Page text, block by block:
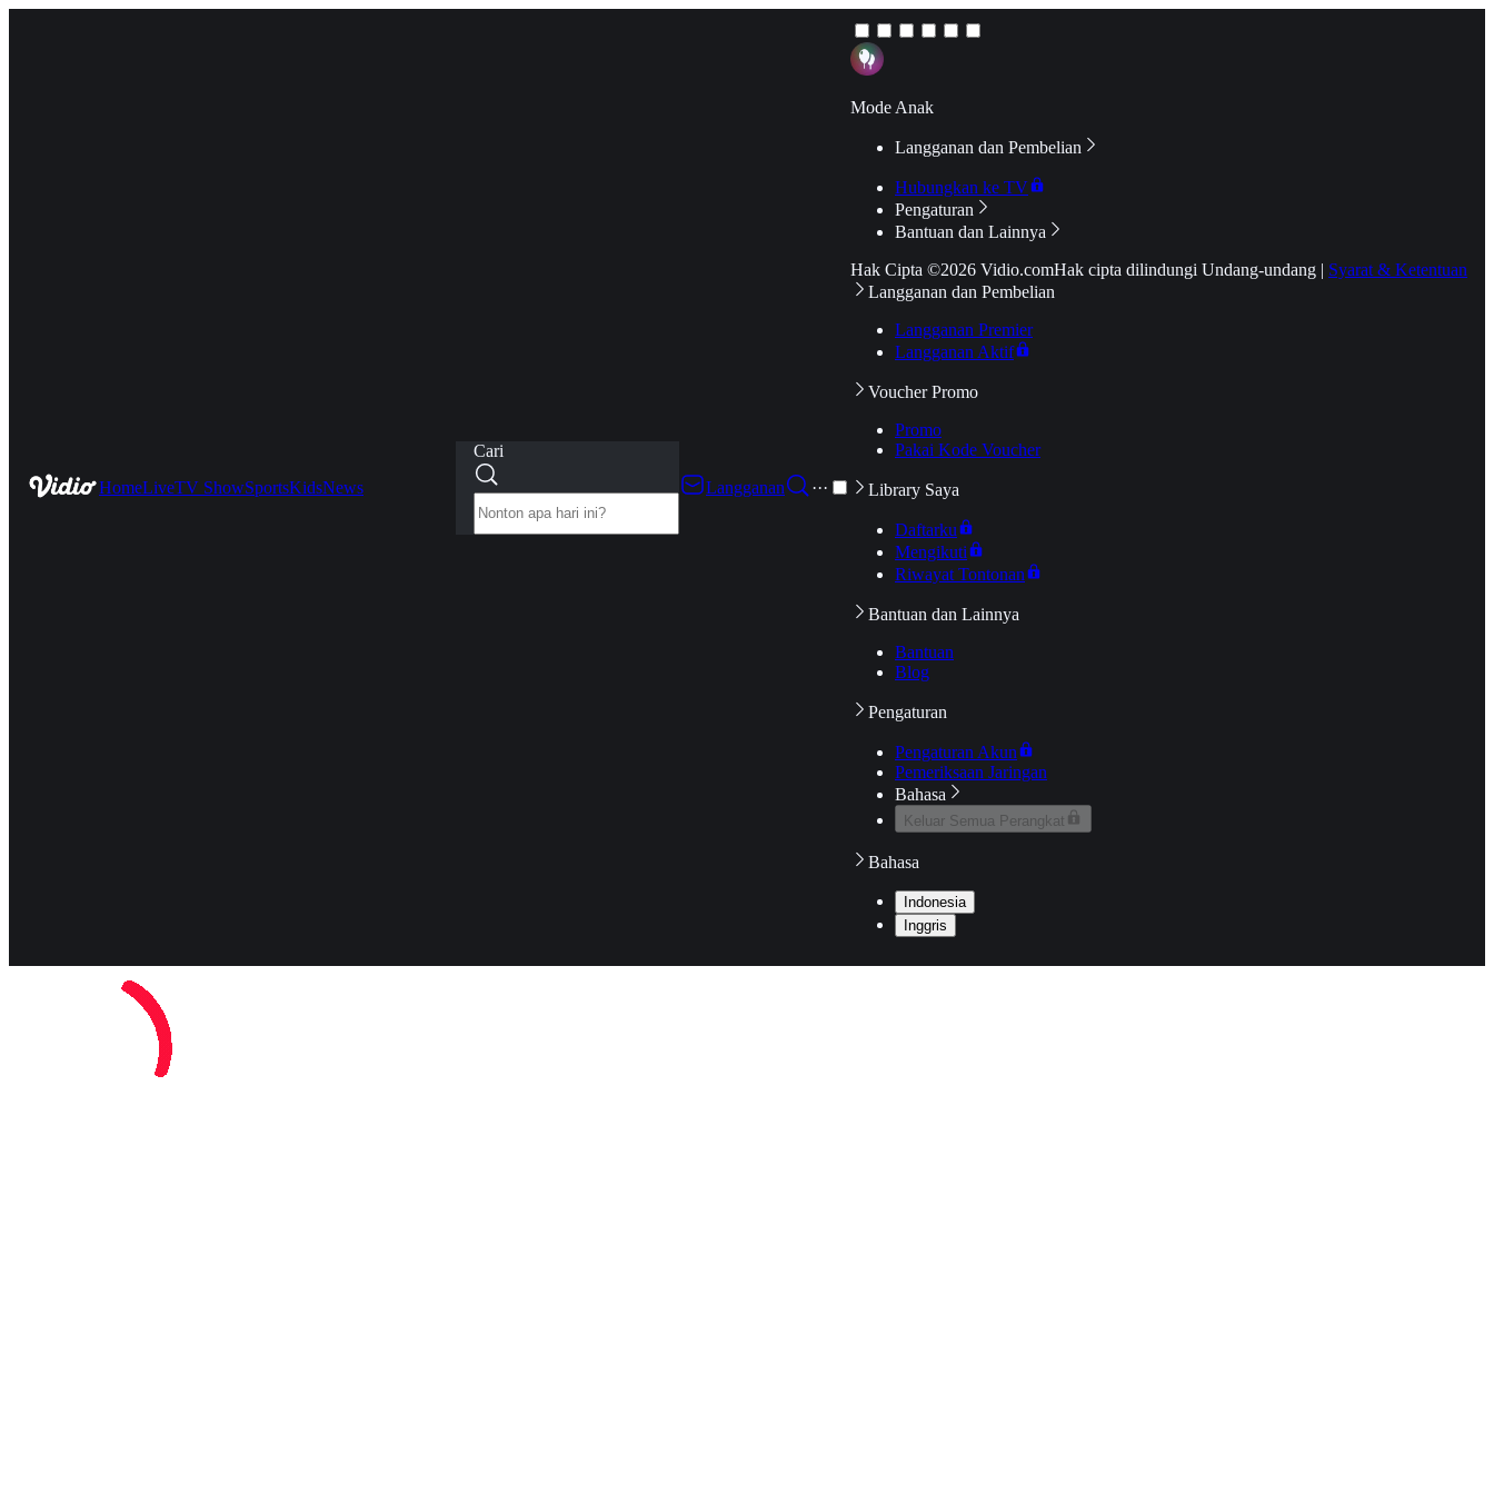
HomeLiveTV ShowSportsKidsNews
Cari
Langganan
···
Mode Anak
Langganan dan Pembelian
Hubungkan ke TV
Pengaturan
Bantuan dan Lainnya
Hak Cipta ©2026 Vidio.comHak cipta dilindungi Undang-undang | Syarat & Ketentuan
Langganan dan Pembelian
Langganan Premier
Langganan Aktif
Voucher Promo
Promo
Pakai Kode Voucher
Library Saya
Daftarku
Mengikuti
Riwayat Tontonan
Bantuan dan Lainnya
Bantuan
Blog
Pengaturan
Pengaturan Akun
Pemeriksaan Jaringan
Bahasa
Keluar Semua Perangkat
Bahasa
Indonesia
Inggris